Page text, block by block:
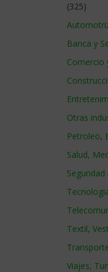
(325)
Banca y
Comercio
Otras
Petroleo,
Salud,
Seguridad
Textil,
Viajes,